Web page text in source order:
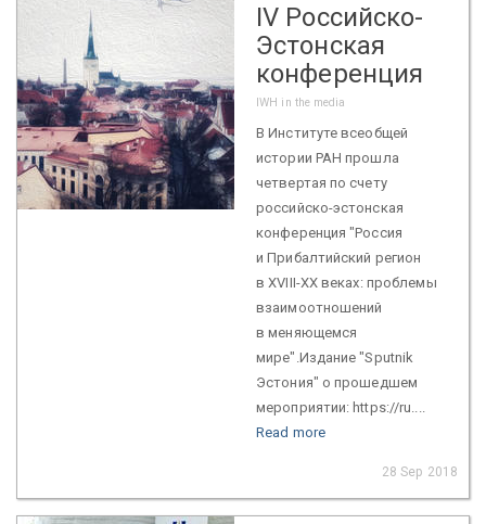
IV Российско-
Эстонская
конференция
IWH in the media
В Институте всеобщей
истории РАН прошла
четвертая по счету
российско-эстонская
конференция "Россия
и Прибалтийский регион
в XVIII-XX веках: проблемы
взаимоотношений
в меняющемся
мире".Издание "Sputnik
Эстония" о прошедшем
мероприятии: https://ru....
Read more
28 Sep 2018